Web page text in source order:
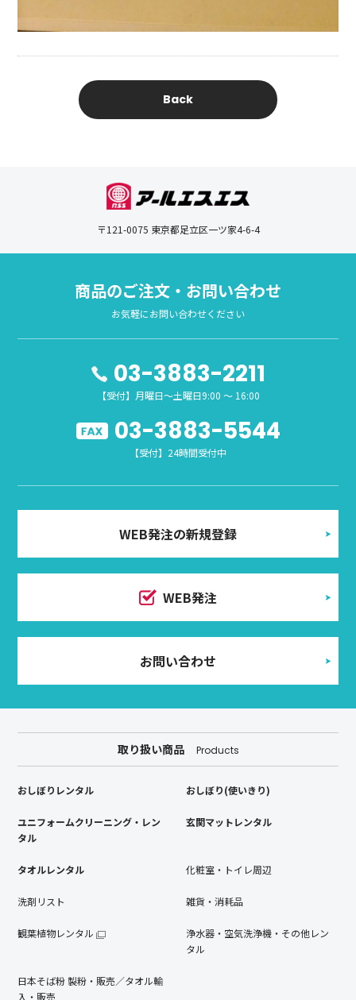
Back
〒121-0075 東京都足立区一ツ家4-6-4
商品のご注文・お問い合わせ
お気軽にお問い合わせください
03-3883-2211
【受付】月曜日～土曜日9:00 ～ 16:00
03-3883-5544
【受付】24時間受付中
WEB発注の新規登録
WEB発注
お問い合わせ
取り扱い商品 Products
おしぼりレンタル おしぼり(使いきり)
ユニフォームクリーニング・レン
タル
玄関マットレンタル
タオルレンタル 化粧室・トイレ周辺
洗剤リスト 雑貨・消耗品
観葉植物レンタル
浄水器・空気洗浄機・その他レン
タル
日本そば粉 製粉・販売／タオル輸
入・販売